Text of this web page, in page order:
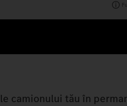
camionului tău în